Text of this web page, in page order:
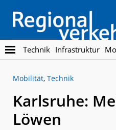
main
content
footer
Regionalverkehr
Die
Fachzeitschrift
den
Personennahverkehr
Technik Infrastruktur
Mobilität, Technik
Karlsruhe:
Löwen